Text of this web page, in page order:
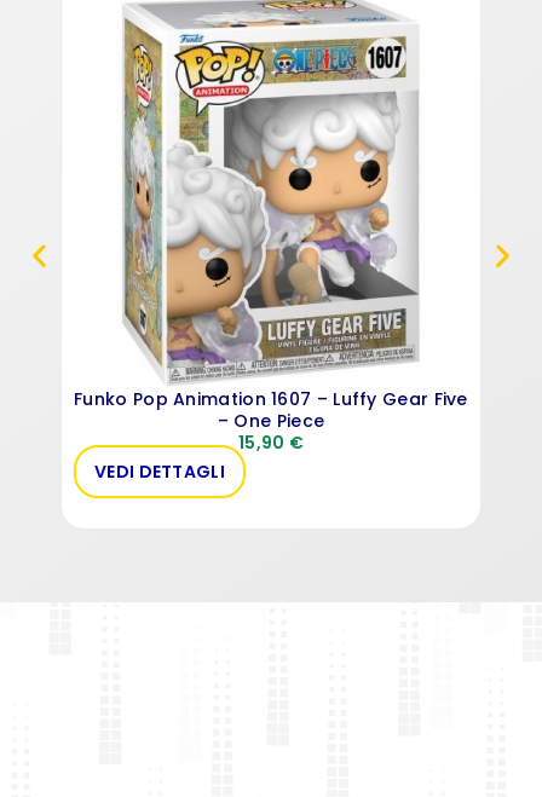
Funko Pop Animation 1607 – Luffy Gear Five
– One Piece
15,90 €
VEDI DETTAGLI